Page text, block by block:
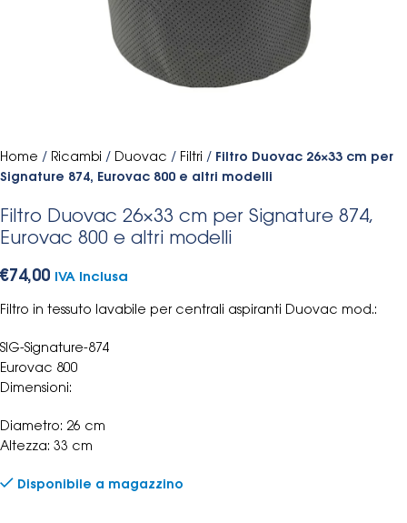
Home / Ricambi / Duovac / Filtri / Filtro Duovac 26×33 cm per
Signature 874, Eurovac 800 e altri modelli
Filtro Duovac 26×33 cm per Signature 874,
Eurovac 800 e altri modelli
€74,00 IVA Inclusa
Filtro in tessuto lavabile per centrali aspiranti Duovac mod.:
SIG-Signature-874
Eurovac 800
Dimensioni:
Diametro: 26 cm
Altezza: 33 cm
Disponibile a magazzino